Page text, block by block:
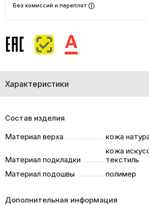
Без комиссий и переплат
Характеристики
Состав изделия
Материал верха
кожа
Материал подкладки
кожа
текстиль
Материал подошвы
полимер
Дополнительная информация